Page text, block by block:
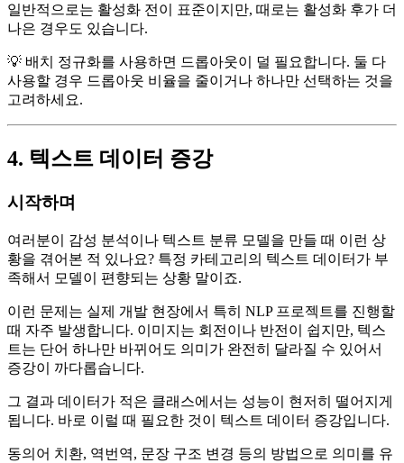
일반적으로는 활성화 전이 표준이지만, 때로는 활성화 후가 더
나은 경우도 있습니다.
💡 배치 정규화를 사용하면 드롭아웃이 덜 필요합니다. 둘 다
사용할 경우 드롭아웃 비율을 줄이거나 하나만 선택하는 것을
고려하세요.
4. 텍스트 데이터 증강
시작하며
여러분이 감성 분석이나 텍스트 분류 모델을 만들 때 이런 상
황을 겪어본 적 있나요? 특정 카테고리의 텍스트 데이터가 부
족해서 모델이 편향되는 상황 말이죠.
이런 문제는 실제 개발 현장에서 특히 NLP 프로젝트를 진행할
때 자주 발생합니다. 이미지는 회전이나 반전이 쉽지만, 텍스
트는 단어 하나만 바뀌어도 의미가 완전히 달라질 수 있어서
증강이 까다롭습니다.
그 결과 데이터가 적은 클래스에서는 성능이 현저히 떨어지게
됩니다. 바로 이럴 때 필요한 것이 텍스트 데이터 증강입니다.
동의어 치환, 역번역, 문장 구조 변경 등의 방법으로 의미를 유